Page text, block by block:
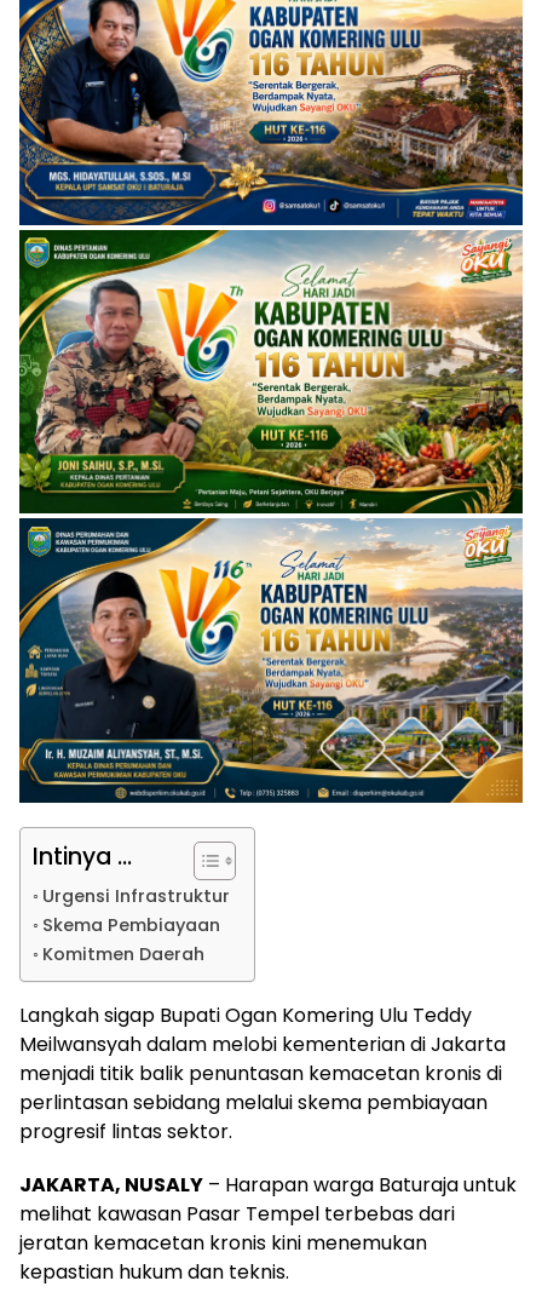
Intinya ...
Urgensi Infrastruktur
Skema Pembiayaan
Komitmen Daerah
Langkah sigap Bupati Ogan Komering Ulu Teddy
Meilwansyah dalam melobi kementerian di Jakarta
menjadi titik balik penuntasan kemacetan kronis di
perlintasan sebidang melalui skema pembiayaan
progresif lintas sektor.
JAKARTA, NUSALY – Harapan warga Baturaja untuk
melihat kawasan Pasar Tempel terbebas dari
jeratan kemacetan kronis kini menemukan
kepastian hukum dan teknis.